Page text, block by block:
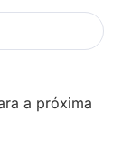
a próxima